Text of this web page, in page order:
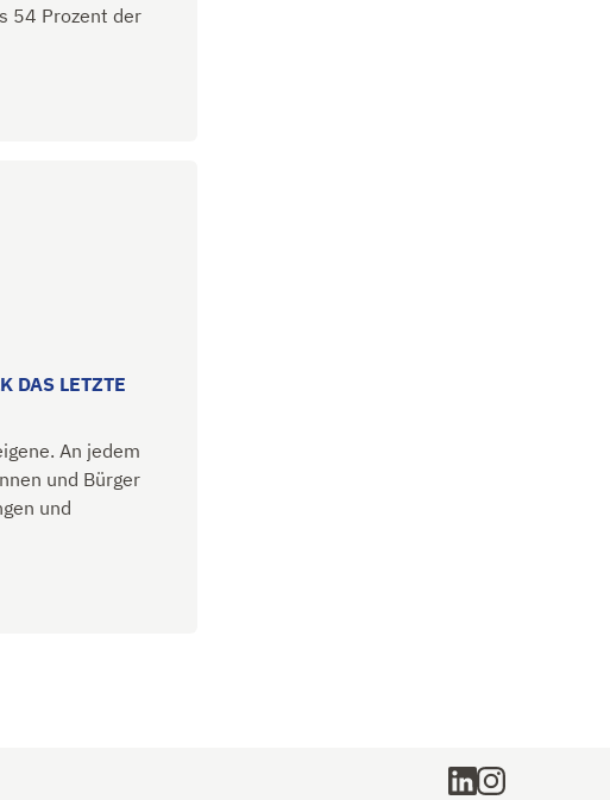
54 Prozent der
DAS LETZTE
An jedem
und Bürger
und